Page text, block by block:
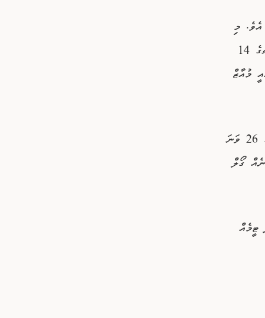
މި
ގޯލު އެ ޓީމަށް ކާމިޔާބު ކޮށްދިނީ ނިޝާމް މުހައްމަދު ރަޝީދު (ޕޮގްބާ) އެވެ. އަދި މެޗުގެ 14
މުއާޒް
ދެވަނަ ހާފުގައި ގަމުން ވަނީ އޭދަފުށި ހަމަ ރަނގަޅަށް ވެސް ސައިޒުކޮށްލާފައެވެ. މެޗުގެ 26 ވަނަ
ގޯލް
ދާ ޓީމެއް